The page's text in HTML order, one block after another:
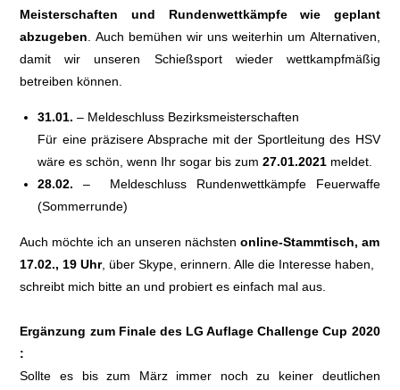
Meisterschaften und Rundenwettkämpfe wie geplant
abzugeben . Auch bemühen wir uns weiterhin um Alternativen,
damit wir unseren Schießsport wieder wettkampfmäßig
betreiben können.
31.01. – Meldeschluss Bezirksmeisterschaften
Für eine präzisere Absprache mit der Sportleitung des HSV
wäre es schön, wenn Ihr sogar bis zum27.01.2021 meldet.
28.02. – Meldeschluss Rundenwettkämpfe Feuerwaffe
(Sommerrunde)
Auch möchte ich an unseren nächstenonline-Stammtisch, am
17.02., 19 Uhr, über Skype, erinnern. Alle die Interesse haben,
schreibt mich bitte an und probiert es einfach mal aus.
Ergänzung zum Finale des LG Auflage Challenge Cup 2020
:
Sollte es bis zum März immer noch zu keiner deutlichen